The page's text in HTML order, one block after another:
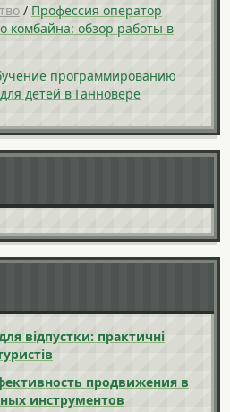
/ Профессия оператор
комбайна: обзор работы в
программированию
детей в Ганновере
відпустки: практичні
продвижения в
инструментов